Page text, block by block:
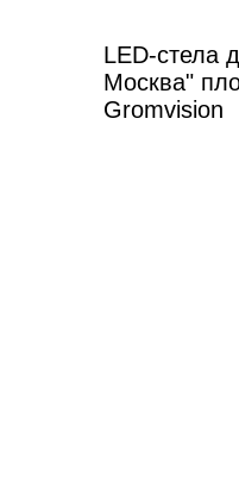
LED-стела
Москва"
Gromvision